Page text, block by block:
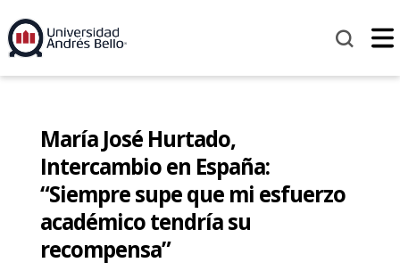
María José Hurtado,
Intercambio en España:
“Siempre supe que mi esfuerzo
académico tendría su
recompensa”